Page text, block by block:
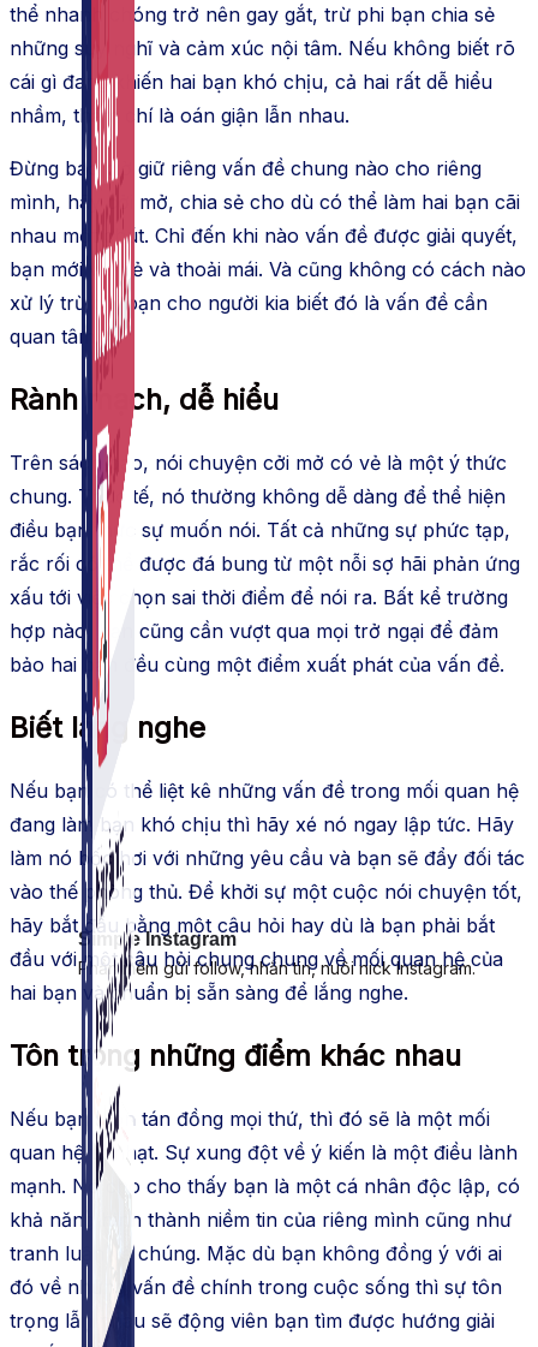
Simple Instagram
Phần mềm gửi follow, nhắn tin, nuôi nick Instagram.
thể nhanh chóng trở nên gay gắt, trừ phi bạn chia sẻ
những suy nghĩ và cảm xúc nội tâm. Nếu không biết rõ
cái gì đang khiến hai bạn khó chịu, cả hai rất dễ hiểu
nhầm, thậm chí là oán giận lẫn nhau.
Đừng bao giờ giữ riêng vấn đề chung nào cho riêng
mình, hãy cởi mở, chia sẻ cho dù có thể làm hai bạn cãi
nhau một chút. Chỉ đến khi nào vấn đề được giải quyết,
bạn mới vui vẻ và thoải mái. Và cũng không có cách nào
xử lý trừ phi bạn cho người kia biết đó là vấn đề cần
quan tâm.
Rành mạch, dễ hiểu
Trên sách báo, nói chuyện cởi mở có vẻ là một ý thức
chung. Thực tế, nó thường không dễ dàng để thể hiện
điều bạn thực sự muốn nói. Tất cả những sự phức tạp,
rắc rối có thể được đá bung từ một nỗi sợ hãi phản ứng
xấu tới việc chọn sai thời điểm để nói ra. Bất kể trường
hợp nào, bạn cũng cần vượt qua mọi trở ngại để đảm
bảo hai bạn đều cùng một điểm xuất phát của vấn đề.
Biết lắng nghe
Nếu bạn có thể liệt kê những vấn đề trong mối quan hệ
đang làm bạn khó chịu thì hãy xé nó ngay lập tức. Hãy
làm nó bốc hơi với những yêu cầu và bạn sẽ đẩy đối tác
vào thế phòng thủ. Để khởi sự một cuộc nói chuyện tốt,
hãy bắt đầu bằng một câu hỏi hay dù là bạn phải bắt
đầu với một câu hỏi chung chung về mối quan hệ của
hai bạn và chuẩn bị sẵn sàng để lắng nghe.
Tôn trọng những điểm khác nhau
Nếu bạn luôn tán đồng mọi thứ, thì đó sẽ là một mối
quan hệ tẻ nhạt. Sự xung đột về ý kiến là một điều lành
mạnh. Nó cho cho thấy bạn là một cá nhân độc lập, có
khả năng hình thành niềm tin của riêng mình cũng như
tranh luận về chúng. Mặc dù bạn không đồng ý với ai
đó về những vấn đề chính trong cuộc sống thì sự tôn
trọng lẫn nhau sẽ động viên bạn tìm được hướng giải